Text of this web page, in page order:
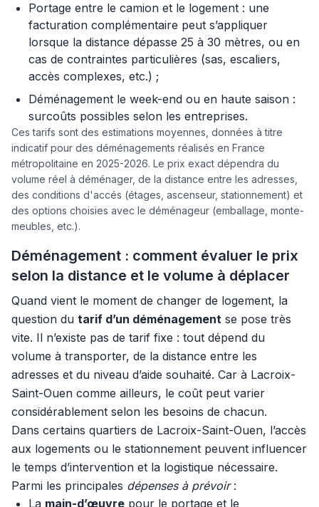
Portage entre le camion et le logement : une
facturation complémentaire peut s’appliquer
lorsque la distance dépasse 25 à 30 mètres, ou en
cas de contraintes particulières (sas, escaliers,
accès complexes, etc.) ;
Déménagement le week-end ou en haute saison :
surcoûts possibles selon les entreprises.
Ces tarifs sont des estimations moyennes, données à titre
indicatif pour des déménagements réalisés en France
métropolitaine en 2025-2026. Le prix exact dépendra du
volume réel à déménager, de la distance entre les adresses,
des conditions d'accés (étages, ascenseur, stationnement) et
des options choisies avec le déménageur (emballage, monte-
meubles, etc.).
Déménagement : comment évaluer le prix
selon la distance et le volume à déplacer
Quand vient le moment de changer de logement, la
question du tarif d’un déménagement se pose très
vite. Il n’existe pas de tarif fixe : tout dépend du
volume à transporter, de la distance entre les
adresses et du niveau d’aide souhaité. Car à Lacroix-
Saint-Ouen comme ailleurs, le coût peut varier
considérablement selon les besoins de chacun.
Dans certains quartiers de Lacroix-Saint-Ouen, l’accès
aux logements ou le stationnement peuvent influencer
le temps d’intervention et la logistique nécessaire.
Parmi les principales dépenses à prévoir:
La main-d’œuvre pour le portage et le